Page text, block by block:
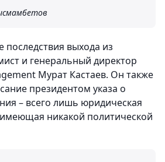
выхода из
и генеральный директор
Мурат Кастаев. Он также
президентом указа о
– всего лишь юридическая
никакой политической